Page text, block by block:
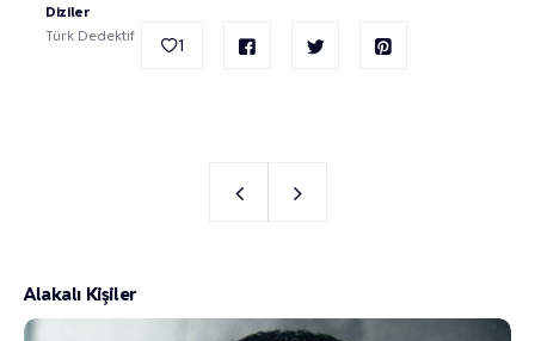
Diziler
Türk Dedektif
1
Alakalı Kişiler